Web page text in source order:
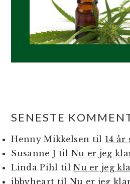
SENESTE
Henny Mikkelsen til 14 år
Susanne J til Nu er jeg
Linda Pihl tilNu er jeg
ibbyheart til Nu er jeg